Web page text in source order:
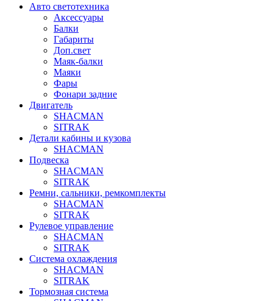
Авто светотехника
Аксессуары
Балки
Габариты
Доп.свет
Маяк-балки
Маяки
Фары
Фонари задние
Двигатель
SHACMAN
SITRAK
Детали кабины и кузова
SHACMAN
Подвеска
SHACMAN
SITRAK
Ремни, сальники, ремкомплекты
SHACMAN
SITRAK
Рулевое управление
SHACMAN
SITRAK
Система охлаждения
SHACMAN
SITRAK
Тормозная система